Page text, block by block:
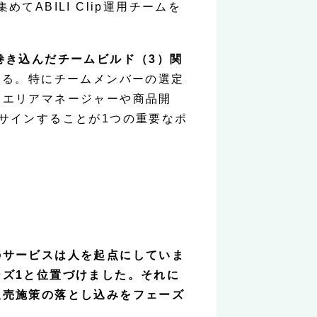
めてABILI Clip運用チームを
込んだチームビルド（3）関
。特にチームメンバーの選定
リアマネージャーや商品開
インすることが1つの重要なポ
ービスは人を起点にしていま
1と位置づけました。それに
施策の落とし込みをフェーズ